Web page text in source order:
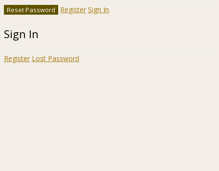
Register Sign In
Sign In
Register Lost Password